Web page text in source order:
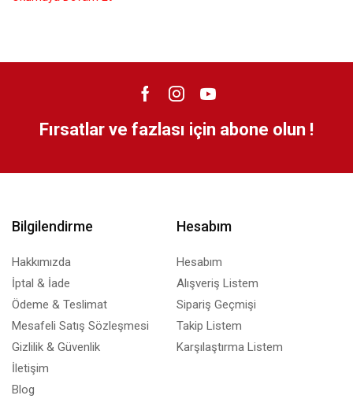
Fırsatlar ve fazlası için abone olun !
Bilgilendirme
Hakkımızda
İptal & İade
Ödeme & Teslimat
Mesafeli Satış Sözleşmesi
Gizlilik & Güvenlik
İletişim
Blog
Hesabım
Hesabım
Alışveriş Listem
Sipariş Geçmişi
Takip Listem
Karşılaştırma Listem